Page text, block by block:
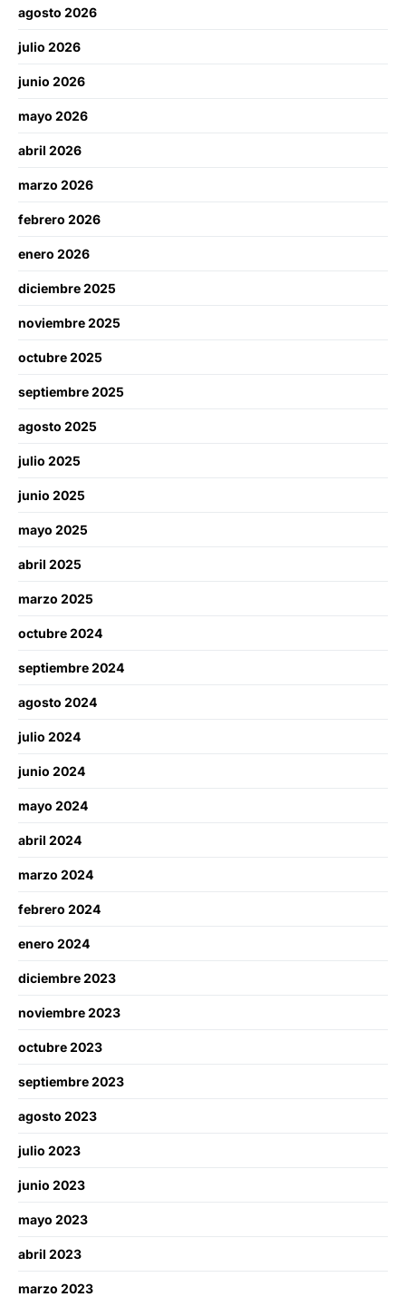
agosto 2026
julio 2026
junio 2026
mayo 2026
abril 2026
marzo 2026
febrero 2026
enero 2026
diciembre 2025
noviembre 2025
octubre 2025
septiembre 2025
agosto 2025
julio 2025
junio 2025
mayo 2025
abril 2025
marzo 2025
octubre 2024
septiembre 2024
agosto 2024
julio 2024
junio 2024
mayo 2024
abril 2024
marzo 2024
febrero 2024
enero 2024
diciembre 2023
noviembre 2023
octubre 2023
septiembre 2023
agosto 2023
julio 2023
junio 2023
mayo 2023
abril 2023
marzo 2023